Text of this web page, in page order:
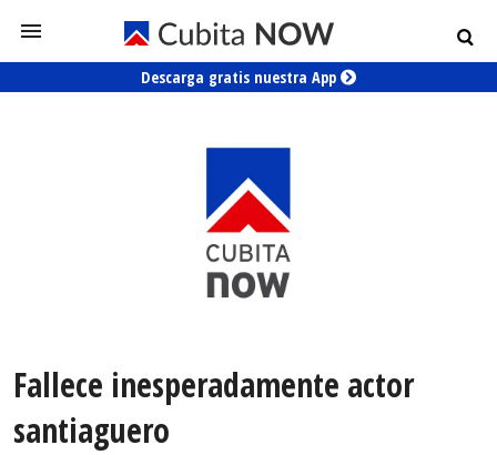
Descarga gratis nuestra App
Fallece inesperadamente actor
santiaguero